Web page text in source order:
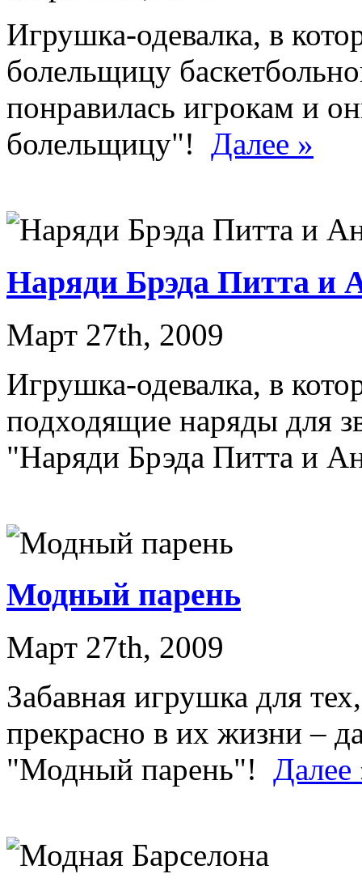
Игрушка-одевалка, в
болельщицу
понравилась игрокам и
болельщицу"! Далее »
Наряди Брэда Питта и
Март 27th, 2009
Игрушка-одевалка, в
подходящие наряды для
"Наряди Брэда Питта и
Модный парень
Март 27th, 2009
Забавная игрушка для
прекрасно в их жизни –
"Модный парень"! Далее